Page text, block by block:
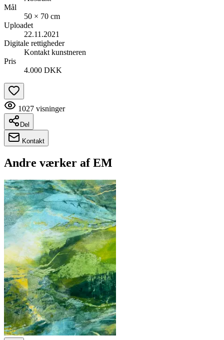
Mål
50 × 70 cm
Uploadet
22.11.2021
Digitale rettigheder
Kontakt kunstneren
Pris
4.000 DKK
1027 visninger
Del
Kontakt
Andre værker afEM